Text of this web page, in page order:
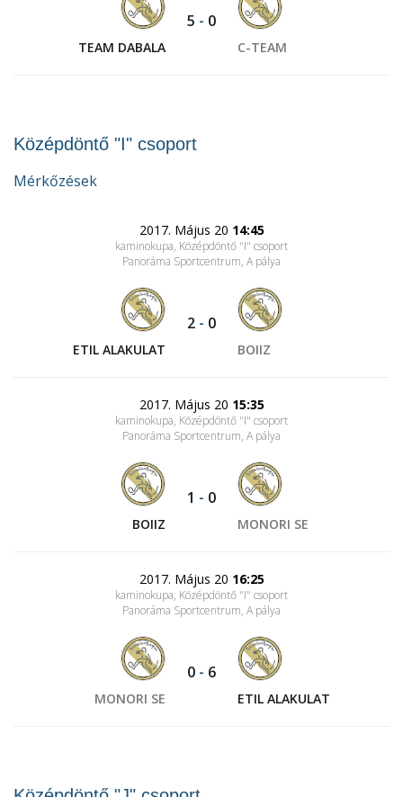
TEAM DABALA
5 - 0
C-TEAM
Középdöntő "I" csoport
Mérkőzések
2017. Május 20 14:45
kaminokupa, Középdöntő "I" csoport
Panoráma Sportcentrum, A pálya
ETIL ALAKULAT
2 - 0
BOIIZ
2017. Május 20 15:35
kaminokupa, Középdöntő "I" csoport
Panoráma Sportcentrum, A pálya
BOIIZ
1 - 0
MONORI SE
2017. Május 20 16:25
kaminokupa, Középdöntő "I" csoport
Panoráma Sportcentrum, A pálya
MONORI SE
0 - 6
ETIL ALAKULAT